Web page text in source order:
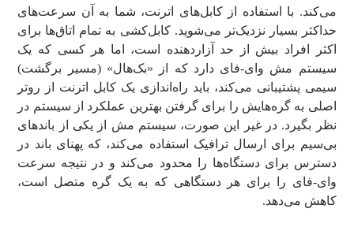
می‌کند. با استفاده از کابل‌های اترنت، شما به آن سرعت‌های
حداکثر بسیار نزدیک‌تر می‌شوید. کابل‌کشی به تمام اتاق‌ها برای
اکثر افراد بیش از حد آزاردهنده است، اما هر کسی که یک
سیستم مش وای-فای دارد که از «بک‌هال» (مسیر برگشت)
سیمی پشتیبانی می‌کند، باید راه‌اندازی یک کابل اترنت از روتر
اصلی به گره‌هایش را برای گرفتن بهترین عملکرد از سیستم در
نظر بگیرد. در غیر این صورت، سیستم مش از یکی از باندهای
بی‌سیم برای ارسال ترافیک استفاده می‌کند، که پهنای باند در
دسترس برای دستگاه‌ها را محدود می‌کند و در نتیجه سرعت
وای-فای را برای هر دستگاهی که به یک گره متصل است،
کاهش می‌دهد.